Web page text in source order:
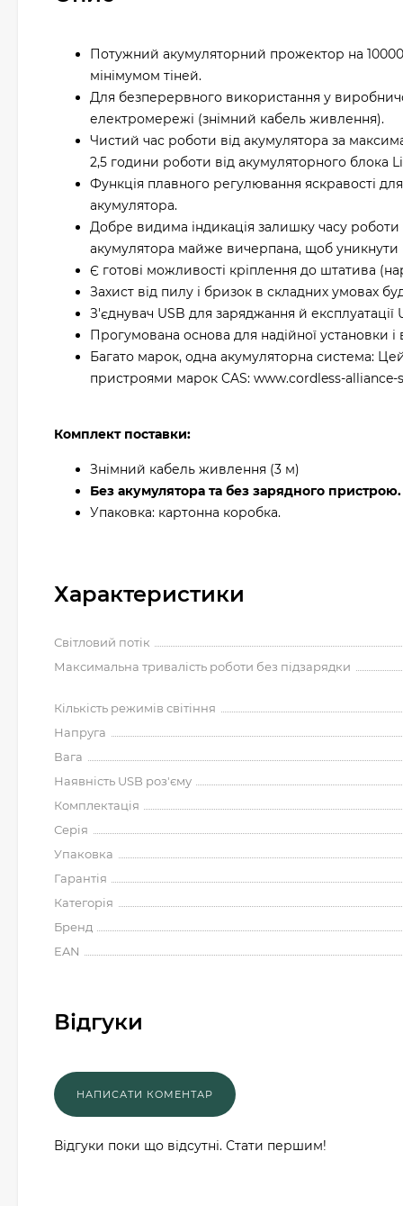
Потужний акумуляторний прожектор на
мінімумом тіней.
Для безперервного використання у
електромережі (знімний кабель живлення).
Чистий час роботи від акумулятора за
2,5 години роботи від акумуляторного блока
Функція плавного регулювання яскравості
акумулятора.
Добре видима індикація залишку часу
акумулятора майже вичерпана, щоб уникнути
Є готові можливості кріплення до штатива
Захист від пилу і бризок в складних умовах
З'єднувач USB для заряджання й
Прогумована основа для надійної установки
Багато марок, одна акумуляторна система:
пристроями марок CAS: www.cordless-alliance-
Комплект поставки:
Знімний кабель живлення (3 м)
Без акумулятора та без зарядного пристрою.
Упаковка: картонна коробка.
Характеристики
Світловий потік
Максимальна тривалість роботи без підзарядки
Кількість режимів світіння
Напруга
Вага
Наявність USB роз'єму
Комплектація
Серія
Упаковка
Гарантія
Категорія
Бренд
EAN
Відгуки
Відгуки поки що відсутні. Стати першим!